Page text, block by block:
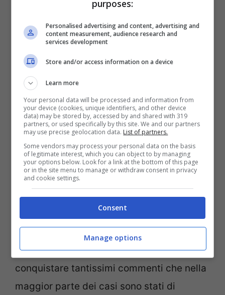
dovermi pagare di più, ma questa è
l’America e una cosa del genere non
succederà mai, capito?”.
Uno sfogo davvero degno di questo nome
che in poco tempo su Tik Tok è arrivato a
10 mila visualizzazioni facendole anche
conquistare tantissimi commenti che nella
maggior parte dei casi sono stati di
purposes:
Personalised advertising and content, advertising and
content measurement, audience research and
services development
Store and/or access information on a device
Learn more
Your personal data will be processed and information from
your device (cookies, unique identifiers, and other device
data) may be stored by, accessed by and shared with 319
partners, or used specifically by this site. We and our partners
may use precise geolocation data. List of partners.
Some vendors may process your personal data on the basis
of legitimate interest, which you can object to by managing
your options below. Look for a link at the bottom of this page
or in the site menu to manage or withdraw consent in privacy
and cookie settings.
Consent
Manage options